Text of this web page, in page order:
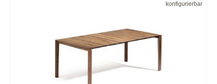
konfigurierbar